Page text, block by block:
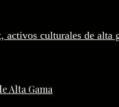
Alta Gama